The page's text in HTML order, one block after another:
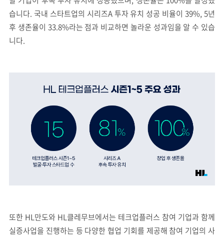
습니다. 국내 스타트업의 시리즈A 투자 유치 성공 비율이 39%, 5년
후 생존율이 33.8%라는 점과 비교하면 놀라운 성과임을 알 수 있습
니다.
또한 HL만도와 HL클레무브에서는 테크업플러스 참여 기업과 함께
실증사업을 진행하는 등 다양한 협업 기회를 제공해 참여 기업의 사